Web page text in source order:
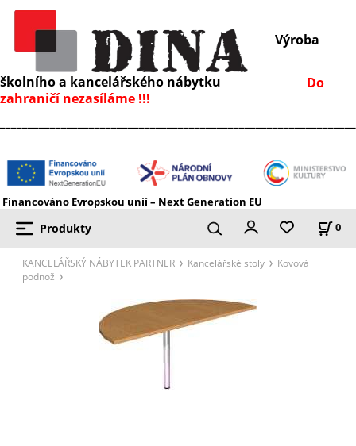
Výroba
školního a kancelářského nábytku Do
zahraničí nezasíláme !!!
Financováno Evropskou unií – Next Generation EU
Produkty 0
KANCELÁŘSKÝ NÁBYTEK PARTNER Kancelářské stoly
Kovová
podnož